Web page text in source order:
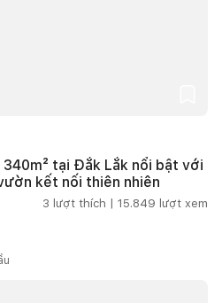
340m² tại Đắk Lắk nổi bật với
kết nối thiên nhiên
3 lượt thích | 15.849 lượt xem